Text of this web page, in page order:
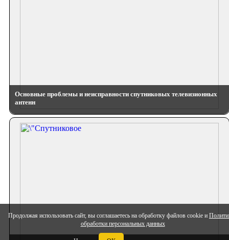
Продолжая использовать сайт, вы соглашаетесь на обработку файлов cookie и
обработки персональных данных
Основные проблемы и неисправности спутниковых телевизионных
антенн